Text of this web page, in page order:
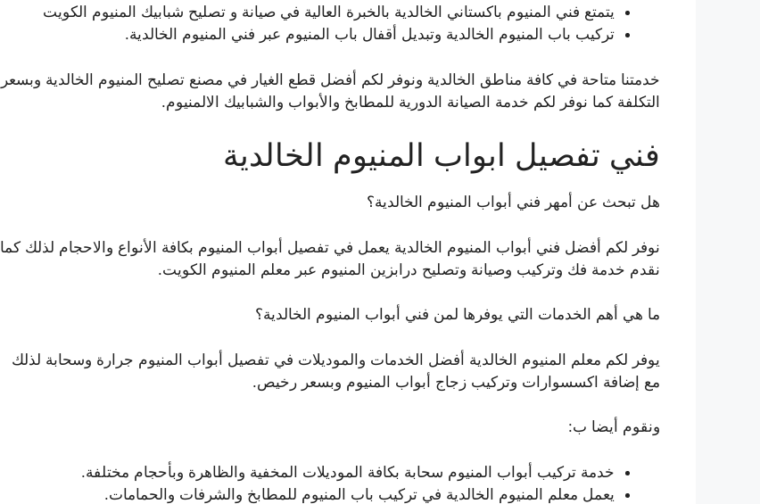
يتمتع فني المنيوم باكستاني الخالدية بالخبرة العالية في صيانة و تصليح شبابيك المنيوم الكويت
تركيب باب المنيوم الخالدية وتبديل أقفال باب المنيوم عبر فني المنيوم الخالدية.
خدمتنا متاحة في كافة مناطق الخالدية ونوفر لكم أفضل قطع الغيار في مصنع تصليح المنيوم الخالدية وبسعر
التكلفة كما نوفر لكم خدمة الصيانة الدورية للمطابخ والأبواب والشبابيك الالمنيوم.
فني تفصيل ابواب المنيوم الخالدية
هل تبحث عن أمهر فني أبواب المنيوم الخالدية؟
نوفر لكم أفضل فني أبواب المنيوم الخالدية يعمل في تفصيل أبواب المنيوم بكافة الأنواع والاحجام لذلك كما
نقدم خدمة فك وتركيب وصيانة وتصليح درابزين المنيوم عبر معلم المنيوم الكويت.
ما هي أهم الخدمات التي يوفرها لمن فني أبواب المنيوم الخالدية؟
يوفر لكم معلم المنيوم الخالدية أفضل الخدمات والموديلات في تفصيل أبواب المنيوم جرارة وسحابة لذلك
مع إضافة اكسسوارات وتركيب زجاج أبواب المنيوم وبسعر رخيص.
ونقوم أيضا ب:
خدمة تركيب أبواب المنيوم سحابة بكافة الموديلات المخفية والظاهرة وبأحجام مختلفة.
يعمل معلم المنيوم الخالدية في تركيب باب المنيوم للمطابخ والشرفات والحمامات.